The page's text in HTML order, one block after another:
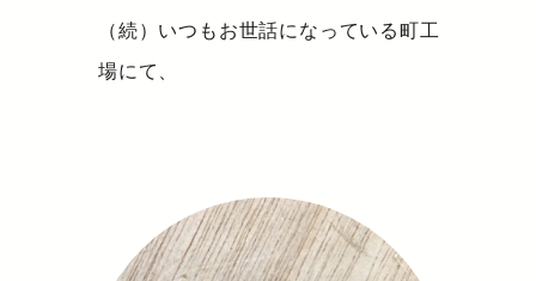
（続）いつもお世話になっている町工
場にて、